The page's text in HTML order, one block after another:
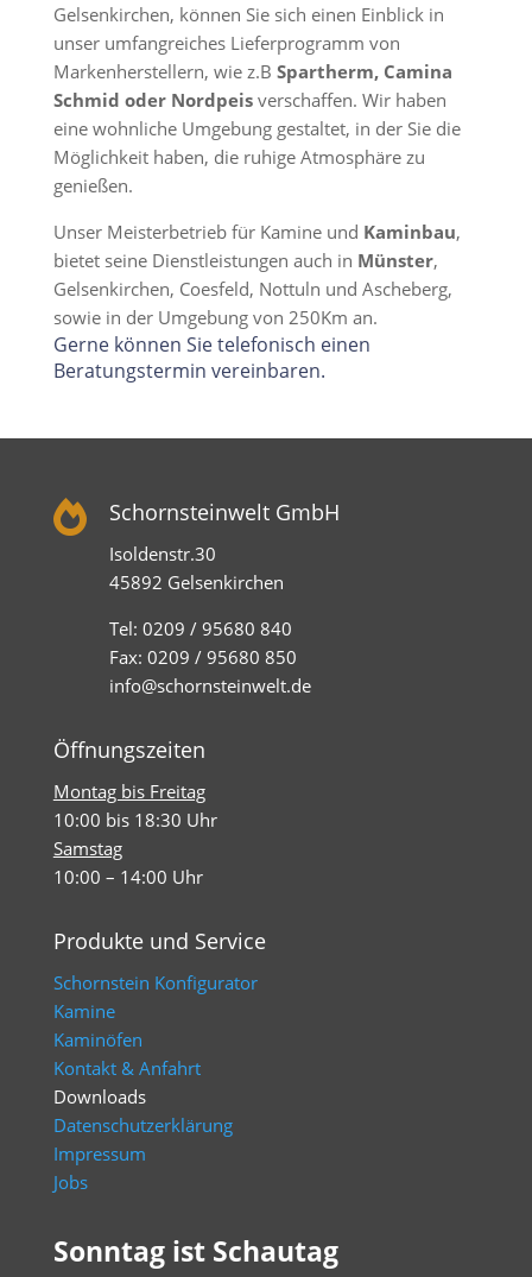
Gelsenkirchen, können Sie sich einen Einblick in
unser umfangreiches Lieferprogramm von
Markenherstellern, wie z.B Spartherm, Camina
Schmid oder Nordpeisverschaffen. Wir haben
eine wohnliche Umgebung gestaltet, in der Sie die
Möglichkeit haben, die ruhige Atmosphäre zu
genießen.
Unser Meisterbetrieb für Kamine und Kaminbau,
bietet seine Dienstleistungen auch in Münster,
Gelsenkirchen, Coesfeld, Nottuln und Ascheberg,
sowie in der Umgebung von 250Km an.
Gerne können Sie telefonisch einen
Beratungstermin vereinbaren.
 Schornsteinwelt GmbH
Isoldenstr.30
45892 Gelsenkirchen
Tel: 0209 / 95680 840
Fax: 0209 / 95680 850
info@schornsteinwelt.de
Öffnungszeiten
Montag bis Freitag
10:00 bis 18:30 Uhr
Samstag
10:00 – 14:00 Uhr
Produkte und Service
Schornstein Konfigurator
Kamine
Kaminöfen
Kontakt & Anfahrt
Downloads
Datenschutzerklärung
Impressum
Jobs
Sonntag ist Schautag